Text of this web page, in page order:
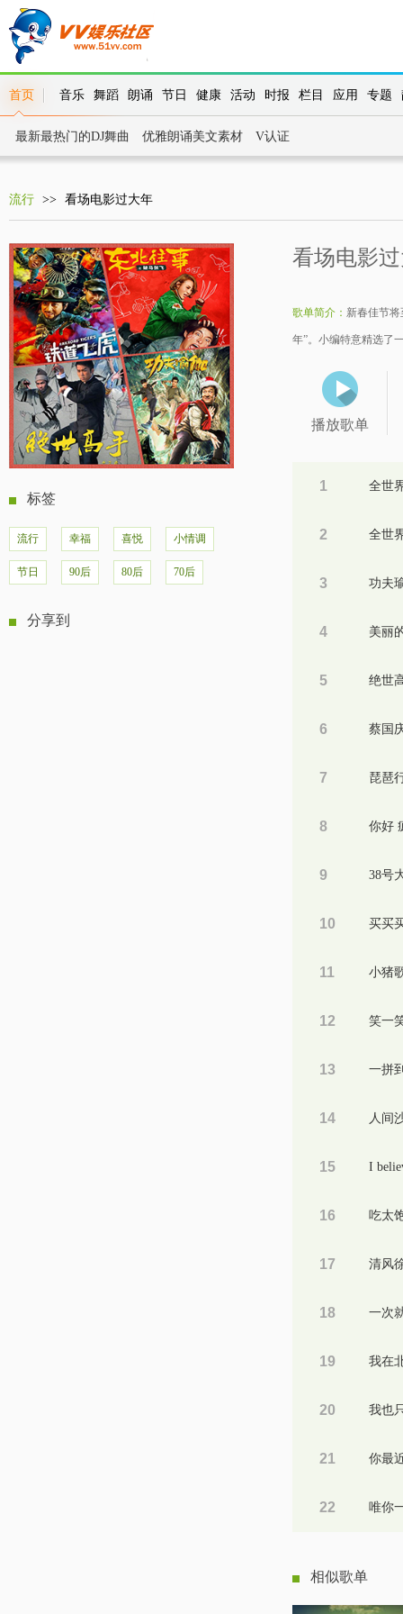
首页 音乐 舞蹈 朗诵 节日 健康 活动 时报 栏目 应用 专题
最新最热门的DJ舞曲 优雅朗诵美文素材 V认证
流行 >> 看场电影过大年
标签
流行 幸福 喜悦 小情调
节日 90后 80后 70后
分享到
看场电影
歌单简介： 新春佳节
年”。小编特意精选了
播放歌单
1
2
3 功夫
4
5
6
7
8
9
10
11 小猪
12 笑一
13
14 人间
15
16
17 清风
18
19
20
21
22
相似歌单